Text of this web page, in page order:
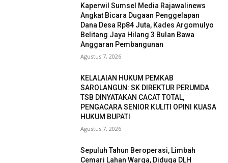
Kaperwil Sumsel Media Rajawalinews
Angkat Bicara Dugaan Penggelapan
Dana Desa Rp84 Juta, Kades Argomulyo
Belitang Jaya Hilang 3 Bulan Bawa
Anggaran Pembangunan
Agustus 7, 2026
KELALAIAN HUKUM PEMKAB
SAROLANGUN: SK DIREKTUR PERUMDA
TSB DINYATAKAN CACAT TOTAL,
PENGACARA SENIOR KULITI OPINI KUASA
HUKUM BUPATI
Agustus 7, 2026
Sepuluh Tahun Beroperasi, Limbah
Cemari Lahan Warga, Diduga DLH